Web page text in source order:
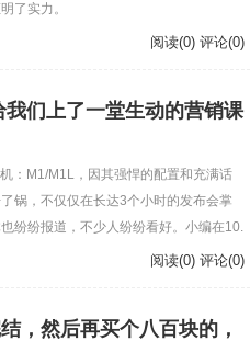
了实力。
阅读(0) 评论(0)
我们上了一堂生动的营销课
：M1/M1L，因其强悍的配置和充满话
锅，不仅仅在长达3个小时的发布会掌
纷纷报道，不少人纷纷看好。小编在10.
阅读(0) 评论(0)
，然后再买个八百块的，